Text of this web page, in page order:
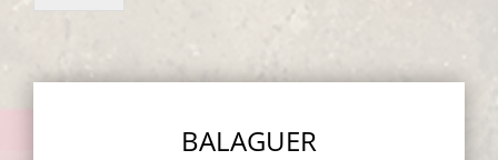
BALAGUER